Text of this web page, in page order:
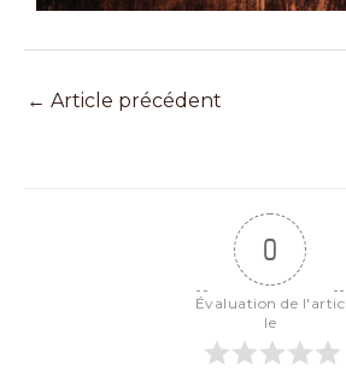
← Article précédent
0
Évaluation de l'artic
le